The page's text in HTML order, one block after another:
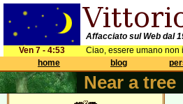
Affacciato sul Web dal
Ven 7 - 4:53
Ciao, essere umano non
home
blog
Near a tree